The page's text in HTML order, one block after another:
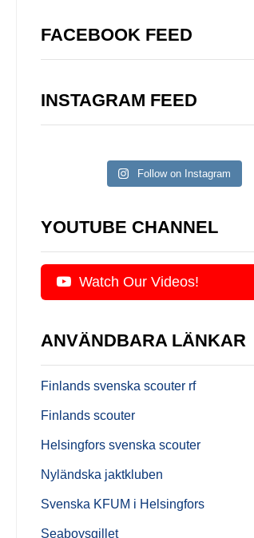
FACEBOOK FEED
INSTAGRAM FEED
Follow on Instagram
YOUTUBE CHANNEL
Watch Our Videos!
ANVÄNDBARA LÄNKAR
Finlands svenska scouter rf
Finlands scouter
Helsingfors svenska scouter
Nyländska jaktkluben
Svenska KFUM i Helsingfors
Seaboysgillet